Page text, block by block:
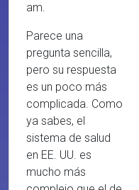
am.
Parece una
pregunta sencilla,
pero su respuesta
es un poco más
complicada. Como
ya sabes, el
sistema de salud
en EE. UU. es
mucho más